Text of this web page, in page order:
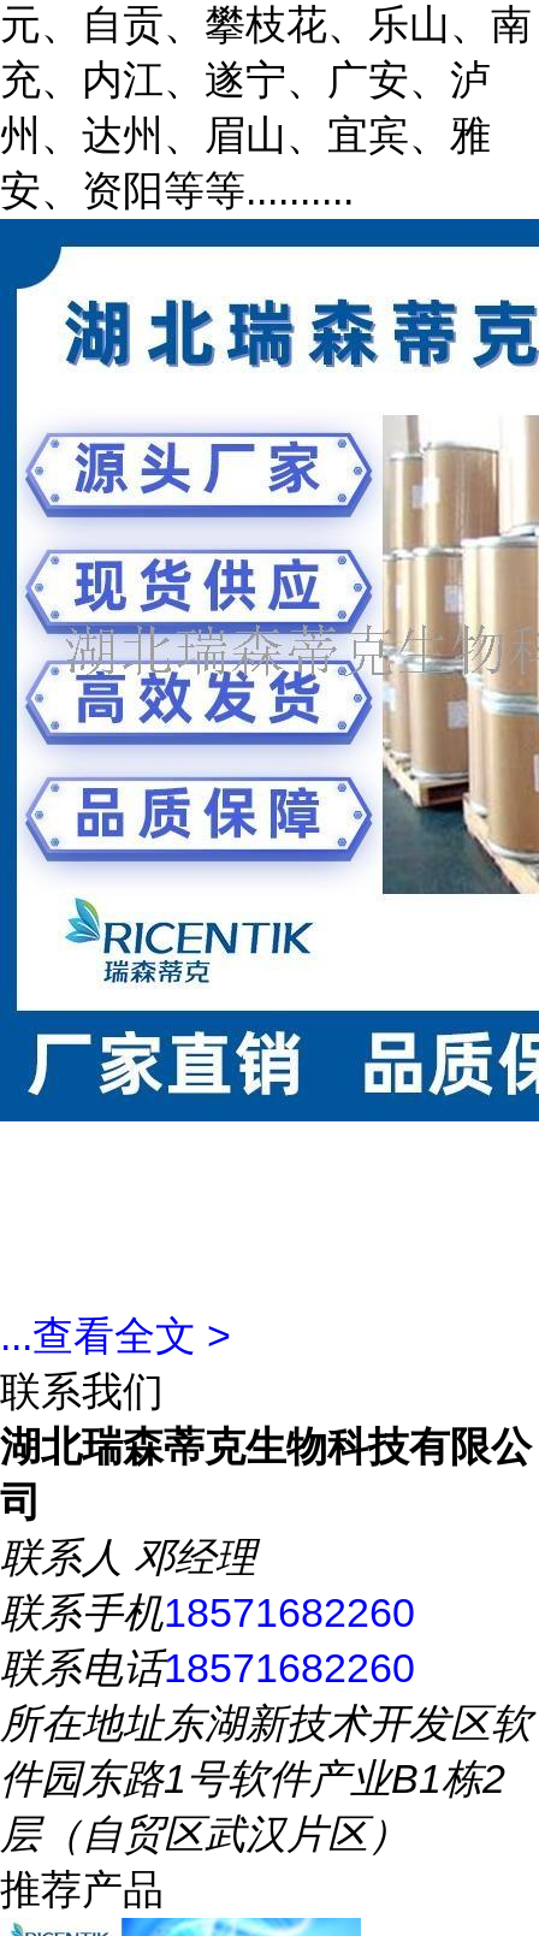
元、自贡、攀枝花、乐山、南
充、内江、遂宁、广安、泸
州、达州、眉山、宜宾、雅
安、资阳等等..........
...查看全文 >
联系我们
湖北瑞森蒂克生物科技有限公
司
联系人 邓经理
联系手机18571682260
联系电话18571682260
所在地址东湖新技术开发区软
件园东路1号软件产业B1栋2
层（自贸区武汉片区）
推荐产品